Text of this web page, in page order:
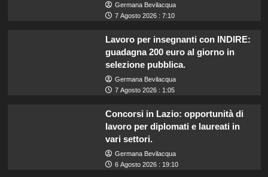
Germana Bevilacqua
7 Agosto 2026 : 7:10
Lavoro per insegnanti con INDIRE:
guadagna 200 euro al giorno in
selezione pubblica.
Germana Bevilacqua
7 Agosto 2026 : 1:05
Concorsi in Lazio: opportunità di
lavoro per diplomati e laureati in
vari settori.
Germana Bevilacqua
6 Agosto 2026 : 19:10